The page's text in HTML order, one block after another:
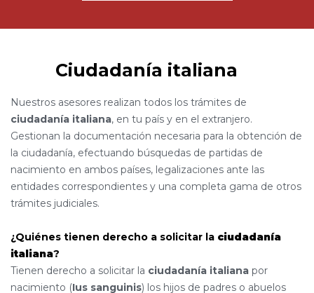
Ciudadanía italiana
Nuestros asesores realizan todos los trámites de
ciudadanía italiana, en tu país y en el extranjero.
Gestionan la documentación necesaria para la obtención de
la ciudadanía, efectuando búsquedas de partidas de
nacimiento en ambos países, legalizaciones ante las
entidades correspondientes y una completa gama de otros
trámites judiciales.
¿Quiénes tienen derecho a solicitar la ciudadanía
italiana?
Tienen derecho a solicitar la ciudadanía italiana por
nacimiento (Ius sanguinis) los hijos de padres o abuelos